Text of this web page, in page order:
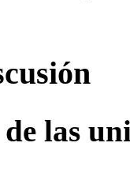
las